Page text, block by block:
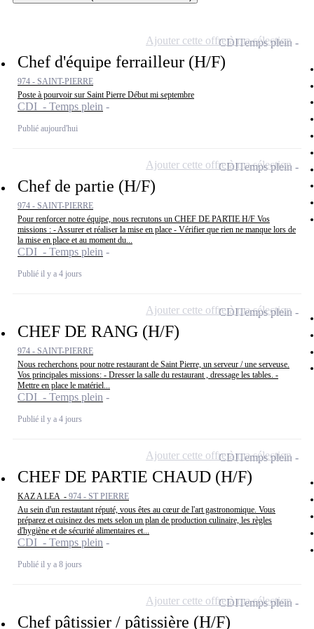
Chef d'équipe ferrailleur (H/F)
974 - SAINT-PIERRE
Poste à pourvoir sur Saint Pierre Début mi septembre
CDI - Temps plein
Publié aujourd'hui
CDITemps plein
Ajouter cette offre à ma sélection
Chef de partie (H/F)
974 - SAINT-PIERRE
Pour renforcer notre équipe, nous recrutons un CHEF DE PARTIE H/F Vos
missions : - Assurer et réaliser la mise en place - Vérifier que rien ne manque lors de
la mise en place et au moment du...
CDI - Temps plein
Publié il y a 4 jours
CDITemps plein
Ajouter cette offre à ma sélection
CHEF DE RANG (H/F)
974 - SAINT-PIERRE
Nous recherchons pour notre restaurant de Saint Pierre, un serveur / une serveuse.
Vos principales missions: - Dresser la salle du restaurant , dressage les tables. -
Mettre en place le matériel...
CDI - Temps plein
Publié il y a 4 jours
CDITemps plein
Ajouter cette offre à ma sélection
CHEF DE PARTIE CHAUD (H/F)
KAZ A LEA - 974 - ST PIERRE
Au sein d'un restautant réputé, vous êtes au cœur de l'art gastronomique. Vous
préparez et cuisinez des mets selon un plan de production culinaire, les règles
d'hygiène et de sécurité alimentaires et...
CDI - Temps plein
Publié il y a 8 jours
CDITemps plein
Ajouter cette offre à ma sélection
Chef pâtissier / pâtissière (H/F)
CDITemps plein
Ajouter cette offre à ma sélection